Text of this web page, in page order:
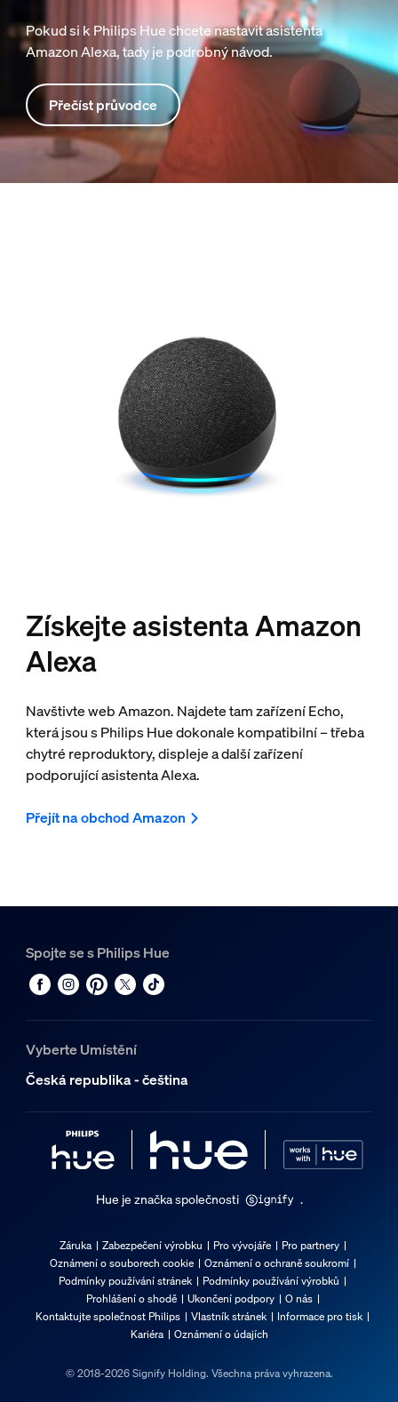
Pokud si k Philips Hue chcete nastavit asistenta
Amazon Alexa, tady je podrobný návod.
Přečíst průvodce
Získejte asistenta Amazon
Alexa
Navštivte web Amazon. Najdete tam zařízení Echo,
která jsou s Philips Hue dokonale kompatibilní – třeba
chytré reproduktory, displeje a další zařízení
podporující asistenta Alexa.
Přejít na obchod Amazon
Spojte se s Philips Hue
Vyberte Umístění
Česká republika - čeština
Hue je značka společnosti .
Záruka Zabezpečení výrobku Pro vývojáře
Pro partnery
Oznámení o souborech cookie
Oznámení o ochraně soukromí
Podmínky používání stránek
Podmínky používání výrobků
Prohlášení o shodě
Ukončení podpory
O nás
Kontaktujte společnost Philips
Vlastník stránek
Informace pro tisk
Kariéra
Oznámení o údajích
© 2018-2026 Signify Holding. Všechna práva vyhrazena.